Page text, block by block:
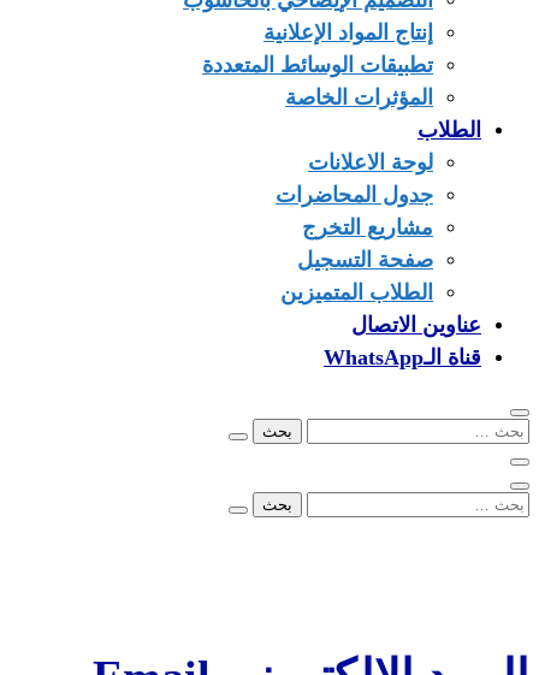
إنتاج المواد الإعلانية
تطبيقات الوسائط المتعددة
المؤثرات الخاصة
الطلاب
لوحة الاعلانات
جدول المحاضرات
مشاريع التخرج
صفحة التسجيل
الطلاب المتميزين
عناوين الاتصال
قناة الـWhatsApp
البحث
عن:
البحث